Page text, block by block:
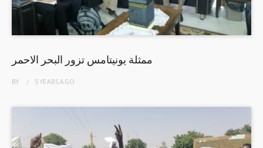
ممثلة يونيتامس تزور البحر الاحمر
BY 5 YEARSAGO